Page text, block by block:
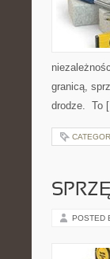
granicą,
drodze. To
POSTED